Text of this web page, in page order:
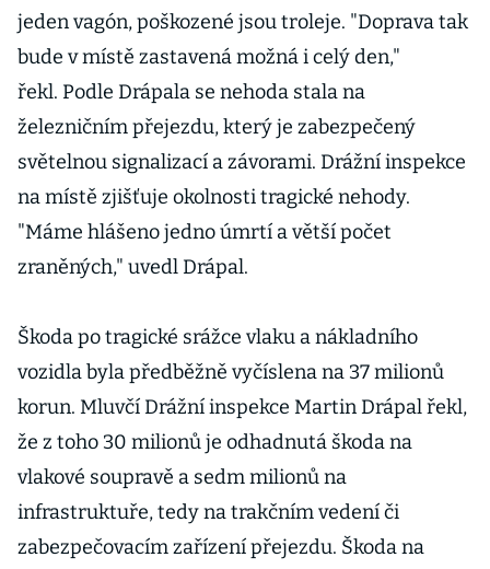
jeden vagón, poškozené jsou troleje. "Doprava tak
bude v místě zastavená možná i celý den,"
řekl. Podle Drápala se nehoda stala na
železničním přejezdu, který je zabezpečený
světelnou signalizací a závorami. Drážní inspekce
na místě zjišťuje okolnosti tragické nehody.
"Máme hlášeno jedno úmrtí a větší počet
zraněných," uvedl Drápal.
Škoda po tragické srážce vlaku a nákladního
vozidla byla předběžně vyčíslena na 37 milionů
korun. Mluvčí Drážní inspekce Martin Drápal řekl,
že z toho 30 milionů je odhadnutá škoda na
vlakové soupravě a sedm milionů na
infrastruktuře, tedy na trakčním vedení či
zabezpečovacím zařízení přejezdu. Škoda na